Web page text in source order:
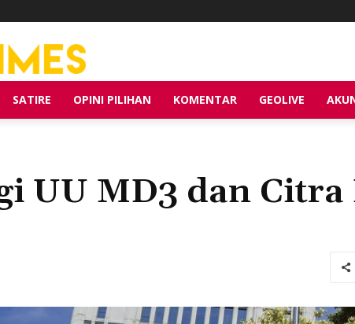
SATIRE OPINI PILIHAN KOMENTAR GEOLIVE
UU MD3 dan